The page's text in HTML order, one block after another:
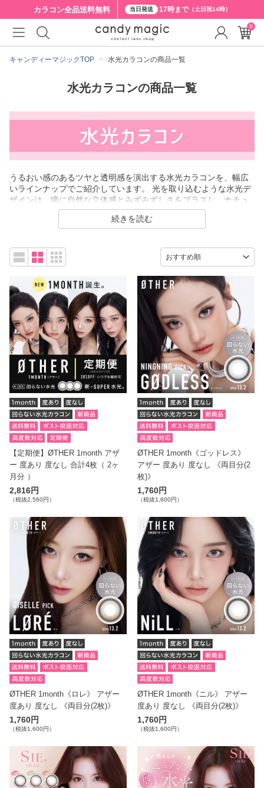
カラコン全品送料無料 当日発送 17時まで（土日祝14時）
キャンディーマジックTOP 水光カラコンの商品一覧
水光カラコンの商品一覧
うるおい感のあるツヤと透明感を演出する水光カラコンを、幅広
いラインナップでご紹介しています。 光を取り込むような水光デ
ザインは、瞳に自然な立体感とみずみずしさをプラスし、ナチュ
ラルから華やかな印象まで自在に表現できるのが特長です。 当ペ
ージでは、ベーシックな水光カラコンはもちろん、デザインの見
て、さまざまな水光カラコンの中から自分に合った1枚を選べま
す。 ブランド直営の公式ショップであるcandy magic（キャンデ
ィーマジック）の通販なら、 SIE.やLilMe、RIARIAなど、人気ブ
ランドの水光カラコンを比較しながら、自宅でじっくり検討可
能。 毎日のメイクに透明感とツヤをプラスする水光カラコンで、
理想の瞳を楽しんでください。
続きを読む
【定期便】ØTHER 1month アザ
ー 度あり 度なし 合計4枚（ 2ヶ
月分 ）
2,816円
（税抜2,560円）
ØTHER 1month《ゴッドレス》
アザー 度あり 度なし 《両目分(2
枚)》
1,760円
（税抜1,600円）
ØTHER 1month《ロレ》 アザー
度あり 度なし 《両目分(2枚)》
1,760円
（税抜1,600円）
ØTHER 1month《ニル》 アザー
度あり 度なし 《両目分(2枚)》
1,760円
（税抜1,600円）
0